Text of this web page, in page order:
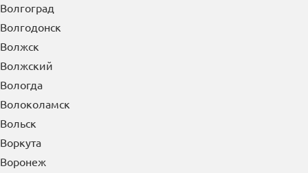
Волгоград
Волгодонск
Волжск
Волжский
Вологда
Волоколамск
Вольск
Воркута
Воронеж